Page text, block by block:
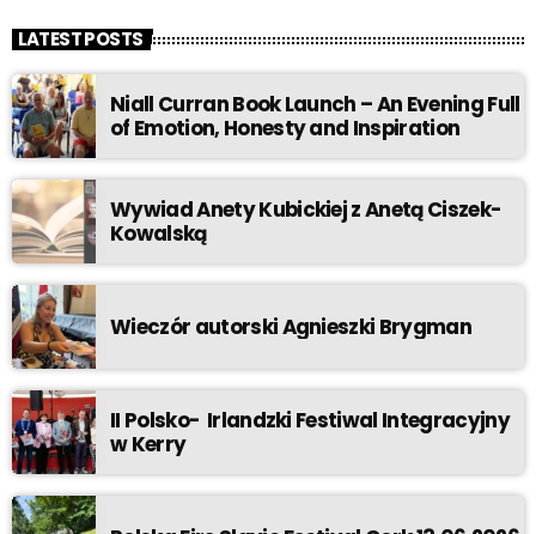
LATEST POSTS
Niall Curran Book Launch – An Evening Full
of Emotion, Honesty and Inspiration
Wywiad Anety Kubickiej z Anetą Ciszek-
Kowalską
Wieczór autorski Agnieszki Brygman
II Polsko- Irlandzki Festiwal Integracyjny
w Kerry